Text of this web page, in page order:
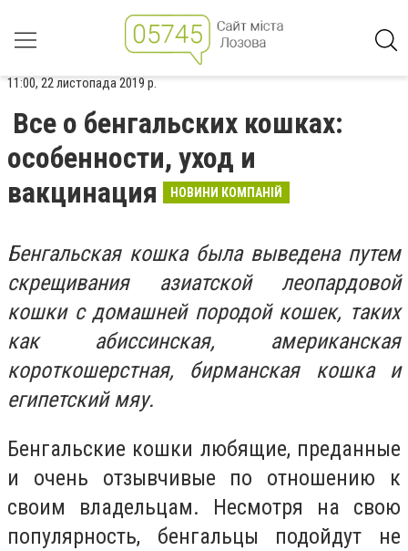
11:00, 22 листопада 2019 р.
Все о бенгальских кошках:
особенности, уход и
вакцинация
НОВИНИ КОМПАНІЙ
Бенгальская кошка была выведена путем
скрещивания азиатской леопардовой
кошки с домашней породой кошек, таких
как абиссинская, американская
короткошерстная, бирманская кошка и
египетский мяу.
Бенгальские кошки любящие, преданные
и очень отзывчивые по отношению к
своим владельцам. Несмотря на свою
популярность, бенгальцы подойдут не